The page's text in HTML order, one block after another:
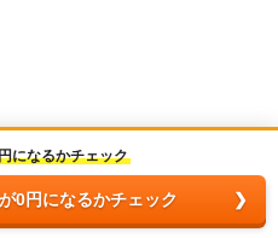
になるかチェック
0円になるかチェック